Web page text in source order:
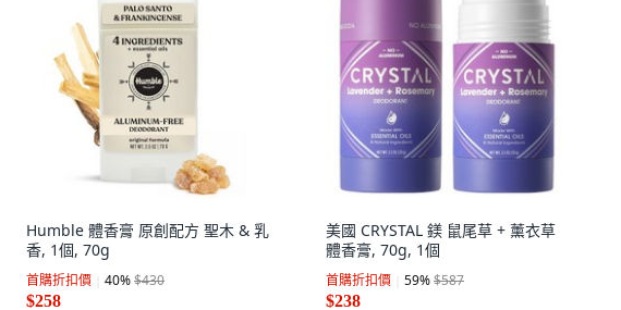
Humble 體香膏 原創配方 聖木 & 乳
香, 1個, 70g
首購折扣價 40%$430
$258
美國 CRYSTAL 鎂 鼠尾草 + 薰衣草
體香膏, 70g, 1個
首購折扣價 59%$587
$238